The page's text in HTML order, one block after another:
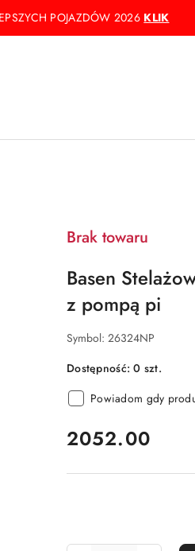
POJAZDÓW 2026 KLIK
Brak towaru
Basen
z pompą pi
Symbol: 26324NP
Dostępność:0 szt.
Powiadom gdy
cena:
2052.00